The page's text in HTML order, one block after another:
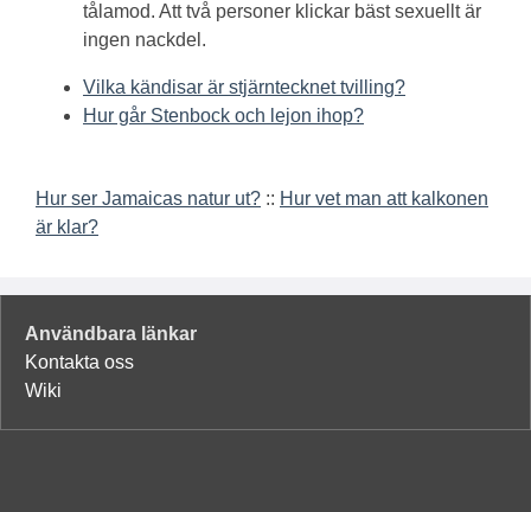
tålamod. Att två personer klickar bäst sexuellt är
ingen nackdel.
Vilka kändisar är stjärntecknet tvilling?
Hur går Stenbock och lejon ihop?
Hur ser Jamaicas natur ut? :: Hur vet man att kalkonen
är klar?
Användbara länkar
Kontakta oss
Wiki